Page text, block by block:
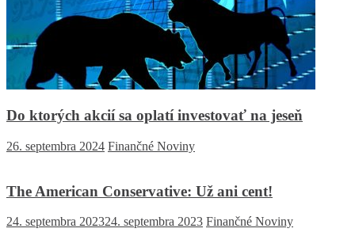
Do ktorých akcií sa oplatí investovať na jeseň
26. septembra 2024 Finančné Noviny
The American Conservative: Už ani cent!
24. septembra 202324. septembra 2023 Finančné Noviny